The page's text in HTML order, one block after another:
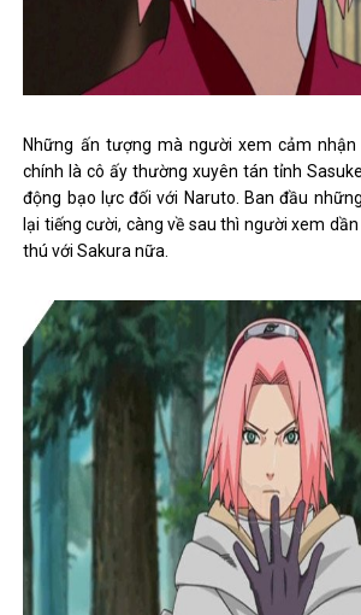
Những ấn tượng mà người xem cảm nhận
chính là cô ấy thường xuyên tán tỉnh
động bạo lực đối với Naruto. Ban đầu
lại tiếng cười, càng về sau thì người xem
thú với Sakura nữa.